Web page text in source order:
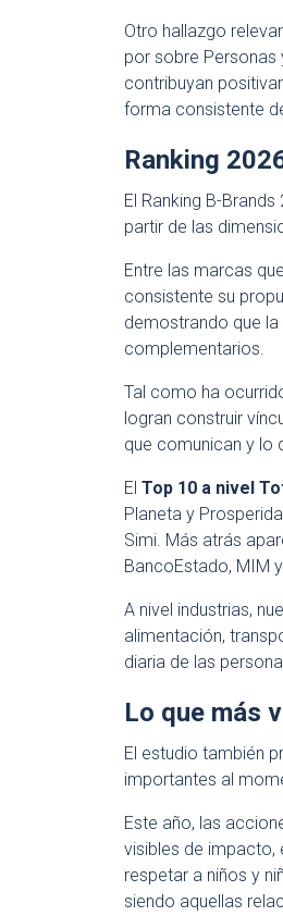
Otro hallazgo
por sobre Personas
contribuyan
forma consistente
Ranking
El Ranking B-
partir de las
Entre las marcas
consistente su
demostrando que
complementarios.
Tal como ha
logran construir
que comunican y lo
El Top 10 a nivel
Planeta y
Simi. Más atrás
BancoEstado, MIM
A nivel industrias,
alimentación,
diaria de las
Lo que más
El estudio también
importantes al
Este año, las
visibles de impacto,
respetar a niños y
siendo aquellas